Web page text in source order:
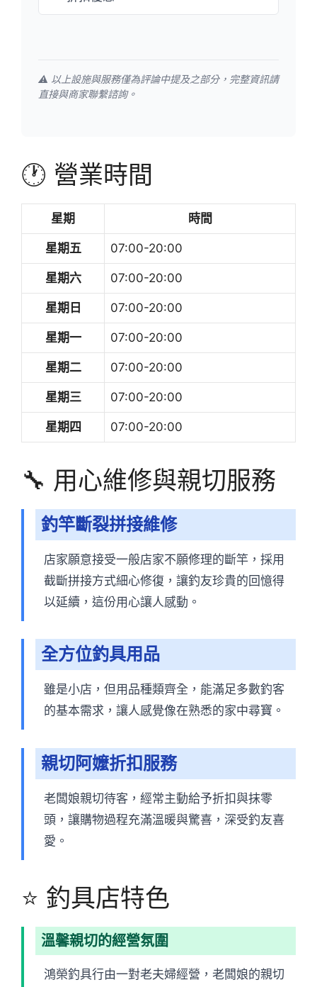
⚠️ 以上設施與服務僅為評論中提及之部分，完整資訊請
直接與商家聯繫諮詢。
🕐 營業時間
星期 時間
星期五 07:00-20:00
星期六 07:00-20:00
星期日 07:00-20:00
星期一 07:00-20:00
星期二 07:00-20:00
星期三 07:00-20:00
星期四 07:00-20:00
🔧 用心維修與親切服務
釣竿斷裂拼接維修
店家願意接受一般店家不願修理的斷竿，採用
截斷拼接方式細心修復，讓釣友珍貴的回憶得
以延續，這份用心讓人感動。
全方位釣具用品
雖是小店，但用品種類齊全，能滿足多數釣客
的基本需求，讓人感覺像在熟悉的家中尋寶。
親切阿嬤折扣服務
老闆娘親切待客，經常主動給予折扣與抹零
頭，讓購物過程充滿溫暖與驚喜，深受釣友喜
愛。
⭐ 釣具店特色
溫馨親切的經營氛圍
鴻榮釣具行由一對老夫婦經營，老闆娘的親切